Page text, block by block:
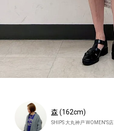
森 (162cm)
SHIPS 大丸神戸 WOMEN'S店